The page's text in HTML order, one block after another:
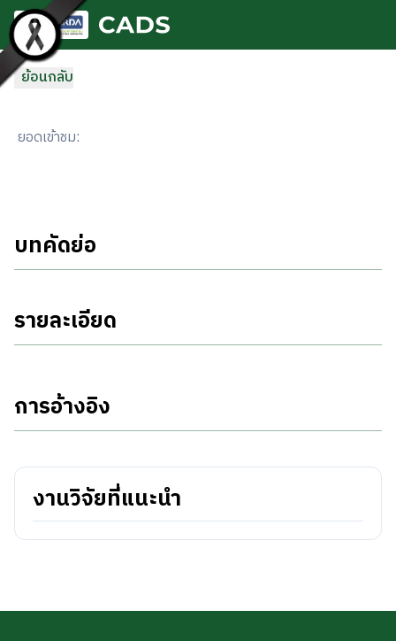
ข้ามไปยังเนื้อหาหลัก
ย้อนกลับ
ยอดเข้าชม:
บทคัดย่อ
รายละเอียด
การอ้างอิง
งานวิจัยที่แนะนำ